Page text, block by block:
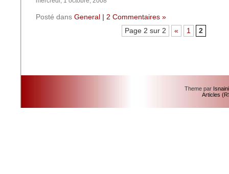
Posté dans General
2 Commentaires »
Page 2 sur 2
« 1 2
Theme par
Articles